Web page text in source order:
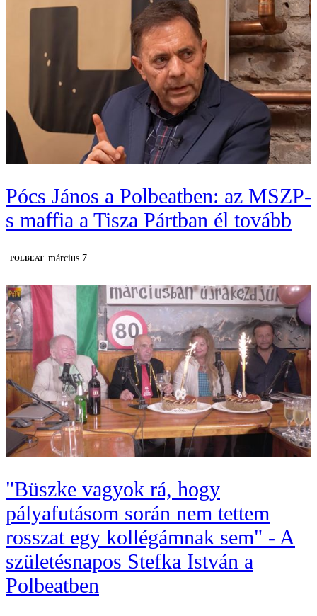
Pócs János a Polbeatben: az MSZP-
s maffia a Tisza Pártban él tovább
‎POLBEAT március 7.
"Büszke vagyok rá, hogy
pályafutásom során nem tettem
rosszat egy kollégámnak sem" - A
születésnapos Stefka István a
Polbeatben